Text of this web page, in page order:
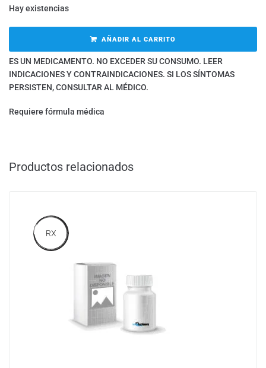
Hay existencias
AÑADIR AL CARRITO
ES UN MEDICAMENTO. NO EXCEDER SU CONSUMO. LEER
INDICACIONES Y CONTRAINDICACIONES. SI LOS SÍNTOMAS
PERSISTEN, CONSULTAR AL MÉDICO.
Requiere fórmula médica
Productos relacionados
RX